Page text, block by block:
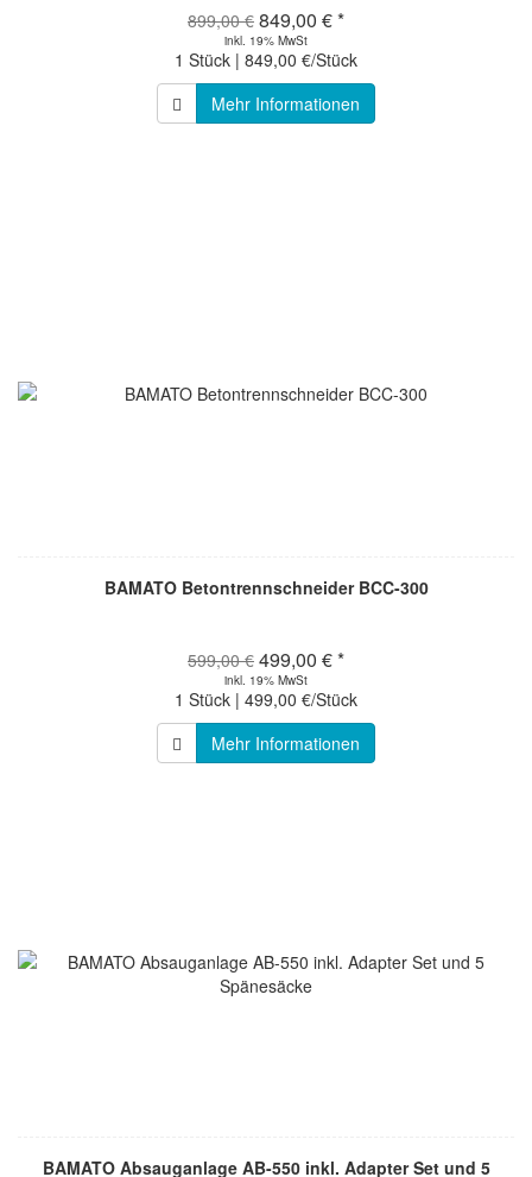
899,00 € 849,00 € *
inkl. 19% MwSt
1 Stück | 849,00 €/Stück
Mehr Informationen
BAMATO Betontrennschneider BCC-300
599,00 € 499,00 € *
inkl. 19% MwSt
1 Stück | 499,00 €/Stück
Mehr Informationen
BAMATO Absauganlage AB-550 inkl. Adapter Set und 5